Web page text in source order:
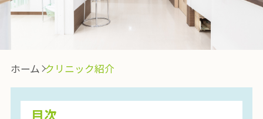
ホーム クリニック紹介
目次